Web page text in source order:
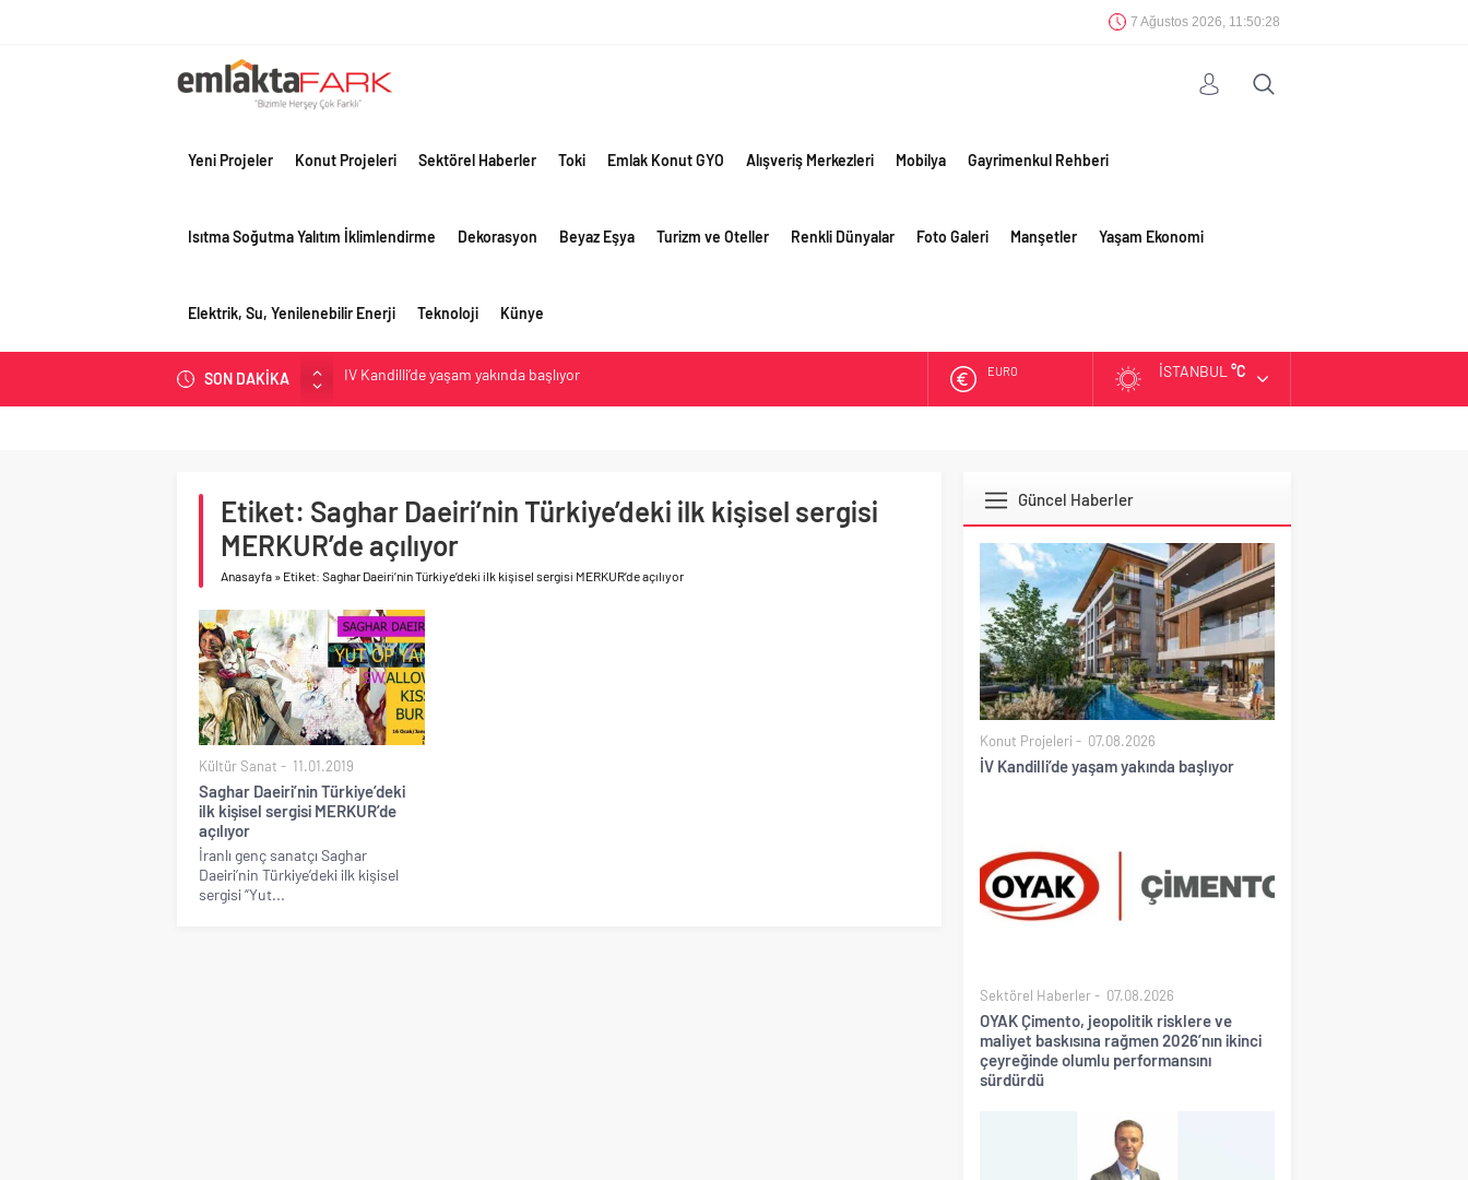
7 Ağustos 2026, 11:50:29
Yeni Projeler Konut Projeleri Sektörel Haberler Toki Emlak Konut GYO Alışveriş Merkezleri Mobilya Gayrimenkul Rehberi
Isıtma Soğutma Yalıtım İklimlendirme Dekorasyon Beyaz Eşya Turizm ve Oteller Renkli Dünyalar Foto Galeri Manşetler Yaşam Ekonomi
Elektrik, Su, Yenilenebilir Enerji Teknoloji Künye
SON DAKİKA
OYAK Çimento, jeopolitik risklere ve maliyet baskısına rağmen 2026’nın ikinci
Birleşik Arap Emirlikleri’nin ilk yüksek hızlı demiryolu projesine Kalyon İnşaat imzası
EURO İSTANBUL °C
Etiket: Saghar Daeiri’nin Türkiye’deki ilk kişisel sergisi
MERKUR’de açılıyor
Anasayfa » Etiket: Saghar Daeiri’nin Türkiye’deki ilk kişisel sergisi MERKUR’de açılıyor
Kültür Sanat 11.01.2019
Saghar Daeiri’nin Türkiye’deki
ilk kişisel sergisi MERKUR’de
açılıyor
İranlı genç sanatçı Saghar
Daeiri’nin Türkiye’deki ilk kişisel
sergisi “Yut...
Güncel Haberler
Konut Projeleri 07.08.2026
İV Kandilli’de yaşam yakında başlıyor
Sektörel Haberler 07.08.2026
OYAK Çimento, jeopolitik risklere ve
maliyet baskısına rağmen 2026’nın ikinci
çeyreğinde olumlu performansını
sürdürdü